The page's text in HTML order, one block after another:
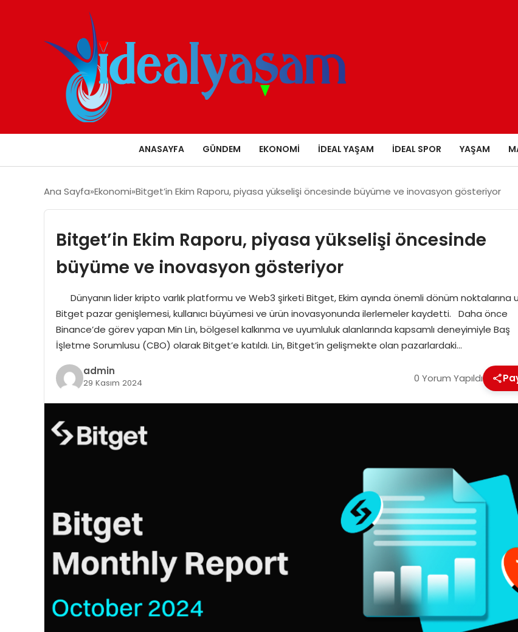
ANASAYFA GÜNDEM EKONOMI İDEAL YAŞAM İDEAL SPOR YAŞAM
Ana Sayfa Ekonomi Bitget’in Ekim Raporu, piyasa yükselişi öncesinde büyüme ve inovasyon gösteriyor
Bitget’in Ekim Raporu, piyasa yükselişi öncesinde
büyüme ve inovasyon gösteriyor
Dünyanın lider kripto varlık platformu ve Web3 şirketi Bitget, Ekim ayında önemli dönüm noktalarına
Bitget pazar genişlemesi, kullanıcı büyümesi ve ürün inovasyonunda ilerlemeler kaydetti. Daha önce
Binance’de görev yapan Min Lin, bölgesel kalkınma ve uyumluluk alanlarında kapsamlı deneyimiyle Baş
İşletme Sorumlusu (CBO) olarak Bitget’e katıldı. Lin, Bitget’in gelişmekte olan pazarlardaki…
admin
29 Kasım 2024 0 Yorum Yapıldı